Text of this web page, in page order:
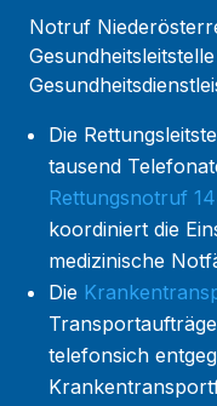
Notruf
Die
tausend
Rettungsnotruf
koordiniert die
medizinische
Die
telefonsich